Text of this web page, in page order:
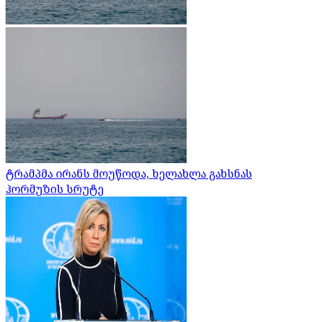
ტრამპმა ირანს მოუწოდა, ხელახლა გახსნას
ჰორმუზის სრუტე